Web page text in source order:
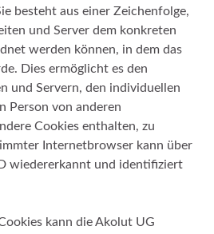
besteht aus einer Zeichenfolge,
und Server dem konkreten
werden können, in dem das
Dies ermöglicht es den
und Servern, den individuellen
Person von anderen
Cookies enthalten, zu
Internetbrowser kann über
wiedererkannt und identifiziert
kann die Akolut UG